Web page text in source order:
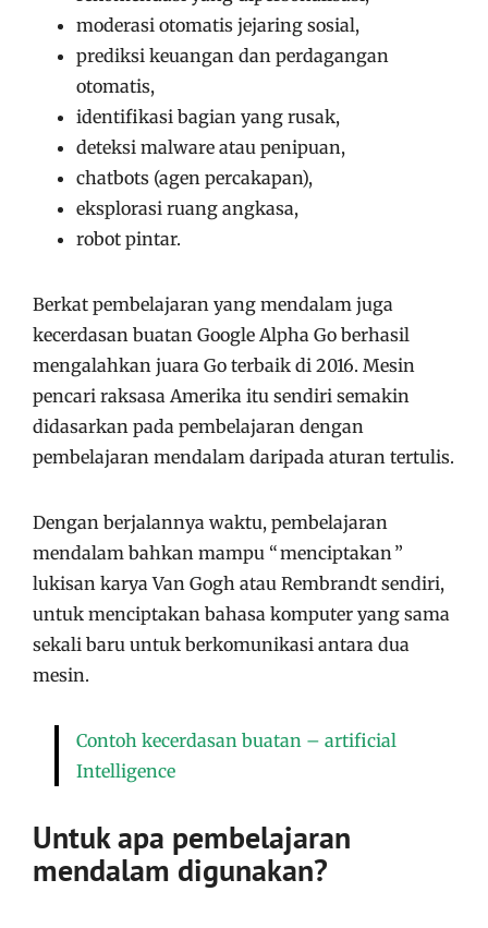
moderasi otomatis jejaring sosial,
prediksi keuangan dan perdagangan
otomatis,
identifikasi bagian yang rusak,
deteksi malware atau penipuan,
chatbots (agen percakapan),
eksplorasi ruang angkasa,
robot pintar.
Berkat pembelajaran yang mendalam juga
kecerdasan buatan Google Alpha Go berhasil
mengalahkan juara Go terbaik di 2016. Mesin
pencari raksasa Amerika itu sendiri semakin
didasarkan pada pembelajaran dengan
pembelajaran mendalam daripada aturan tertulis.
Dengan berjalannya waktu, pembelajaran
mendalam bahkan mampu “ menciptakan ”
lukisan karya Van Gogh atau Rembrandt sendiri,
untuk menciptakan bahasa komputer yang sama
sekali baru untuk berkomunikasi antara dua
mesin.
Contoh kecerdasan buatan – artificial
Intelligence
Untuk apa pembelajaran
mendalam digunakan?